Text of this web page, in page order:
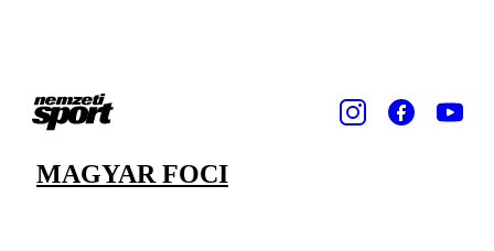
MAGYAR FOCI